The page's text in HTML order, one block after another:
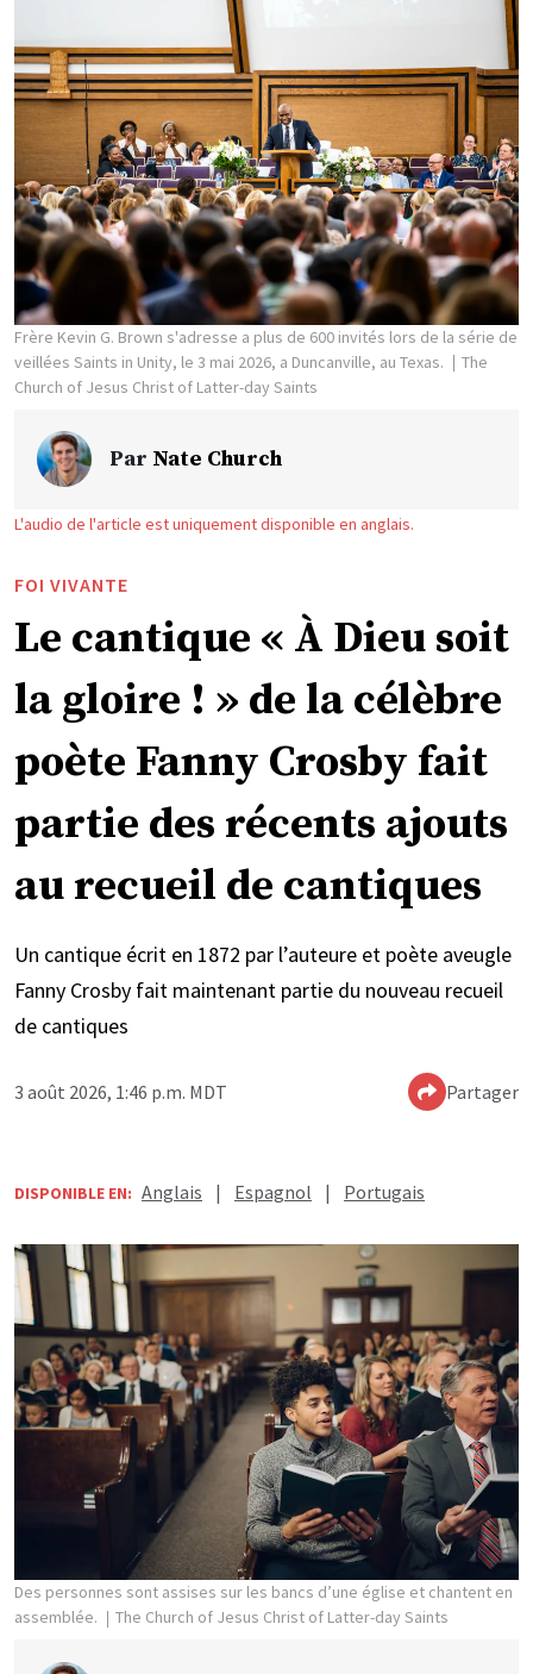
Frère Kevin G. Brown s'adresse a plus de 600 invités lors de la série de
veillées Saints in Unity, le 3 mai 2026, a Duncanville, au Texas.
The
Church of Jesus Christ of Latter-day Saints
Par Nate Church
L'audio de l'article est uniquement disponible en anglais.
FOI VIVANTE
Le cantique « À Dieu soit
la gloire ! » de la célèbre
poète Fanny Crosby fait
partie des récents ajouts
au recueil de cantiques
Un cantique écrit en 1872 par l’auteure et poète aveugle
Fanny Crosby fait maintenant partie du nouveau recueil
de cantiques
3 août 2026, 1:46 p.m. MDT Partager
DISPONIBLE EN: Anglais | Espagnol | Portugais
Des personnes sont assises sur les bancs d’une église et chantent en
assemblée.
The Church of Jesus Christ of Latter-day Saints